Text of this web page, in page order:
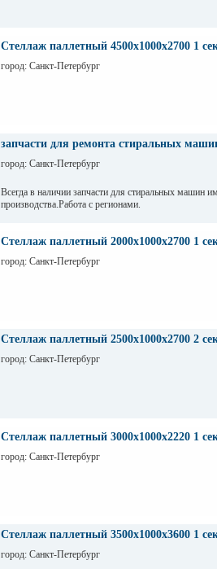
Стеллаж паллетный 4500х1000х2700 1
город: Санкт-Петербург
запчасти для ремонта стиральных
город: Санкт-Петербург
Всегда в наличии запчасти для стиральных машин
производства.Работа с регионами.
Стеллаж паллетный 2000х1000х2700 1
город: Санкт-Петербург
Стеллаж паллетный 2500х1000х2700 2
город: Санкт-Петербург
Стеллаж паллетный 3000х1000х2220 1
город: Санкт-Петербург
Стеллаж паллетный 3500х1000х3600 1
город: Санкт-Петербург